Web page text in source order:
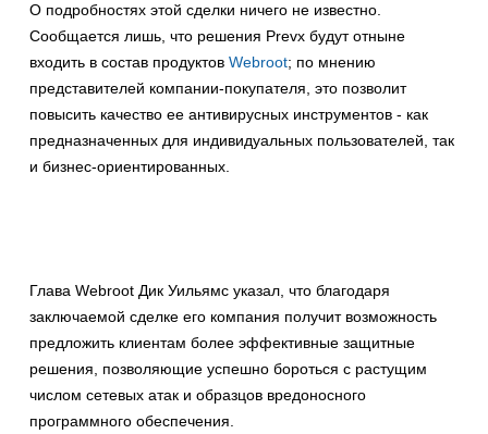
О подробностях этой сделки ничего не известно.
Сообщается лишь, что решения Prevx будут отныне
входить в состав продуктов Webroot; по мнению
представителей компании-покупателя, это позволит
повысить качество ее антивирусных инструментов - как
предназначенных для индивидуальных пользователей, так
и бизнес-ориентированных.
Глава Webroot Дик Уильямс указал, что благодаря
заключаемой сделке его компания получит возможность
предложить клиентам более эффективные защитные
решения, позволяющие успешно бороться с растущим
числом сетевых атак и образцов вредоносного
программного обеспечения.